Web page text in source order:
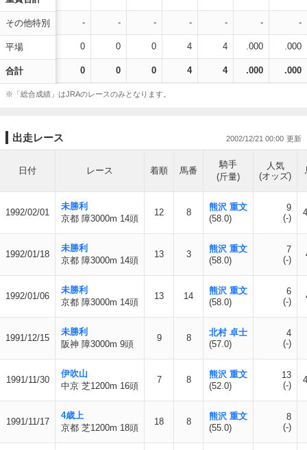
その他特別
平場
合計
- - - - - - -
0 0 0 4 4 .000 .000
0 0 0 4 4 .000 .000
※「総合成績」はJRAのレースのみとなります。
出走レース 2002/12/21 00:00
日付 レース 着順 馬番
騎手
(斤量)
人気
(オッズ)
1992/02/01
未勝利
京都 障3000m 14頭
12 8
熊沢 重文
(58.0)
9
(-)
1992/01/18
未勝利
京都 障3000m 14頭
13 3
熊沢 重文
(58.0)
7
(-)
1992/01/06
未勝利
京都 障3000m 14頭
13 14
熊沢 重文
(58.0)
6
(-)
1991/12/15
未勝利
阪神 障3000m 9頭
9 8
北村 卓士
(57.0)
4
(-)
1991/11/30
伊吹山
中京 芝1200m 16頭
7 8
熊沢 重文
(52.0)
13
(-)
1991/11/17
4歳上
京都 芝1200m 18頭
18 8
熊沢 重文
(55.0)
8
(-)